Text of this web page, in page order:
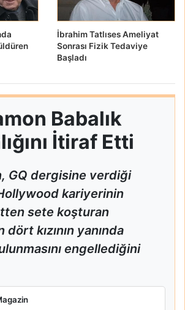
İbrahim Tatlıses Ameliyat
Sonrası Fizik Tedaviye
Başladı
Babalık
İtiraf Etti
GQ dergisine verdiği
kariyerinin
sete koşturan
kızının yanında
engellediğini
Pişmanlığını İtiraf Etti